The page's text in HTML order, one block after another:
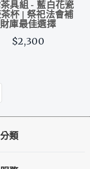
具組 - 藍白花瓷
杯 | 祭祀法會補
財庫最佳選擇
$2,300
類